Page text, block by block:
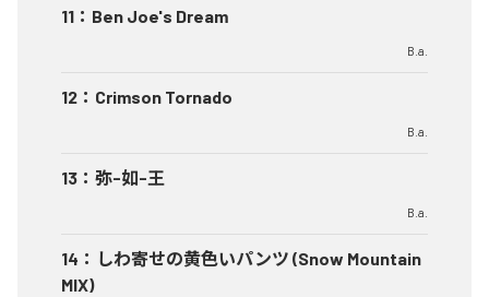
11 ： Ben Joe's Dream
B.a.
12 ： Crimson Tornado
B.a.
13 ： 弥-如-王
B.a.
14 ： しわ寄せの黄色いパンツ (Snow Mountain
MIX)